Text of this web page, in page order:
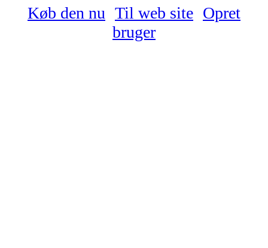
Køb den nu Til web site Opret
bruger